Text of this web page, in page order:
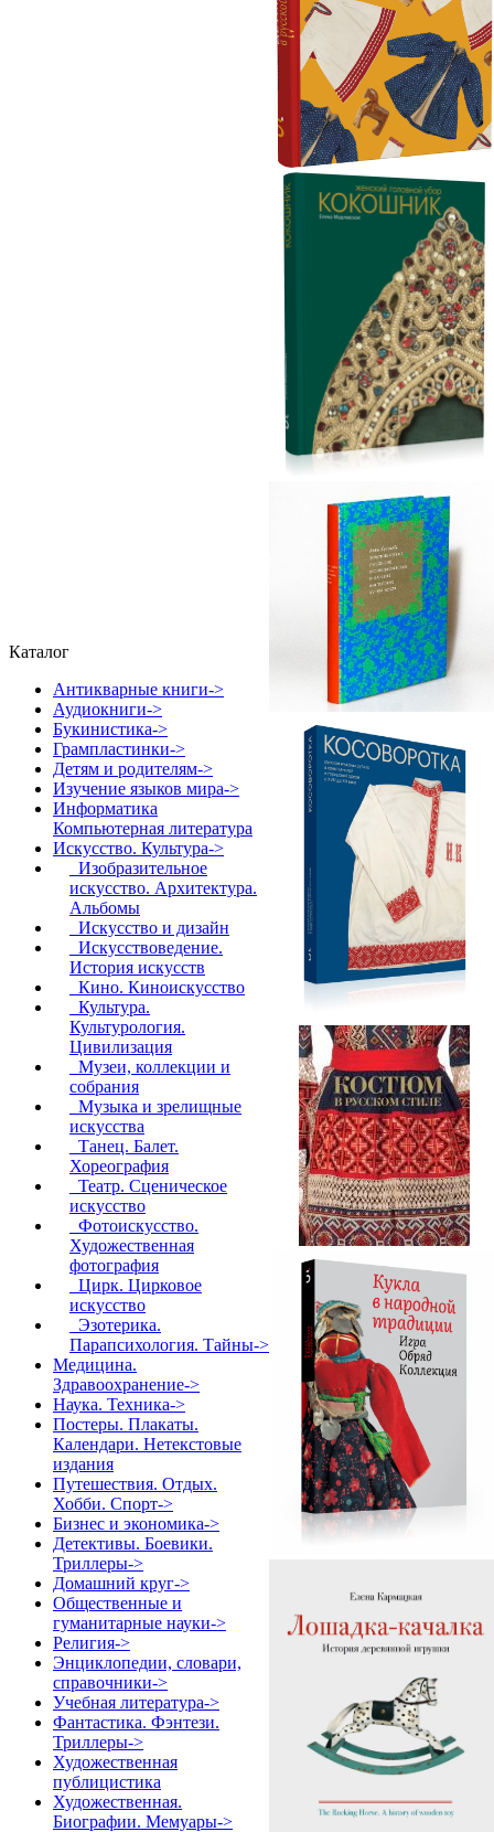
Каталог
Антикварные книги->
Аудиокниги->
Букинистика->
Грампластинки->
Детям и родителям->
Изучение языков мира->
Информатика
Компьютерная литература
Искусство. Культура->
Изобразительное
искусство. Архитектура.
Альбомы
Искусство и дизайн
Искусствоведение.
История искусств
Кино. Киноискусство
Культура.
Культурология.
Цивилизация
Музеи, коллекции и
собрания
Музыка и зрелищные
искусства
Танец. Балет.
Хореография
Театр. Сценическое
искусство
Фотоискусство.
Художественная
фотография
Цирк. Цирковое
искусство
Эзотерика.
Парапсихология. Тайны->
Медицина.
Здравоохранение->
Наука. Техника->
Постеры. Плакаты.
Календари. Нетекстовые
издания
Путешествия. Отдых.
Хобби. Спорт->
Бизнес и экономика->
Детективы. Боевики.
Триллеры->
Домашний круг->
Общественные и
гуманитарные науки->
Религия->
Энциклопедии, словари,
справочники->
Учебная литература->
Фантастика. Фэнтези.
Триллеры->
Художественная
публицистика
Художественная.
Биографии. Мемуары->